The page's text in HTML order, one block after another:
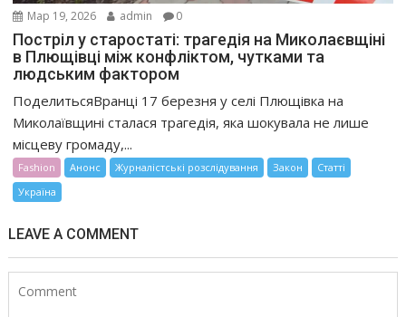
Мар 19, 2026 admin 0
Постріл у старостаті: трагедія на Миколаєвщіні
в Плющівці між конфліктом, чутками та
людським фактором
ПоделитьсяВранці 17 березня у селі Плющівка на
Миколаївщині сталася трагедія, яка шокувала не лише
місцеву громаду,...
Fashion Анонс Журналістські розслідування Закон
Статті
Україна
LEAVE A COMMENT